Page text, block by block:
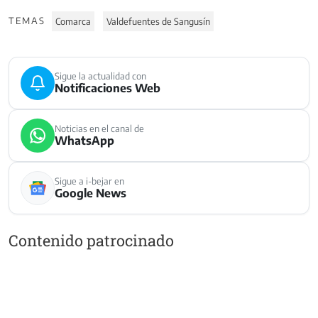
TEMAS Comarca Valdefuentes de Sangusín
Sigue la actualidad con
Notificaciones Web
Noticias en el canal de
WhatsApp
Sigue a i-bejar en
Google News
Contenido patrocinado